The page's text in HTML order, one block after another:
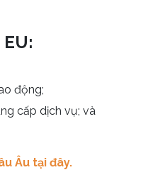
động;
cấp dịch vụ; và
Âu tại đây.